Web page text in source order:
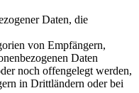
Daten, die
von Empfängern,
Daten
noch offengelegt werden,
in Drittländern oder bei